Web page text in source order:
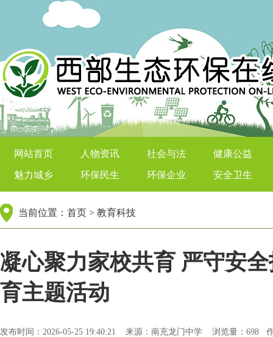
西部生态环保在线
网站首页 人物资讯 社会与法 健康公益
魅力城乡 环保民生 环保企业 安全卫生
当前位置： 首页 > 教育科技
凝心聚力家校共育 严守安
育主题活动
发布时间：2026-05-25 19:40:21 来源：南充龙门中学 浏览量： 698